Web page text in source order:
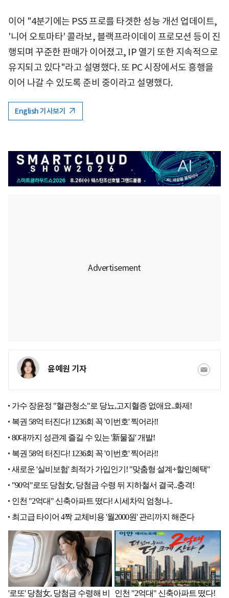
이어 "4분기에는 PS5 프로를 타겟한 성능 개선 업데이트,
'니어 오토마타' 콜라보, 블랙프라이데이 프로모션 등이 진
행되며 꾸준한 판매가 이어졌고, IP 열기 또한 지속적으로
유지되고 있다"라고 설명했다. 또 PC 시장에서도 흥행을
이어 나갈 수 있도록 준비 중이라고 설명했다.
English 기사보기
윤예원 기자